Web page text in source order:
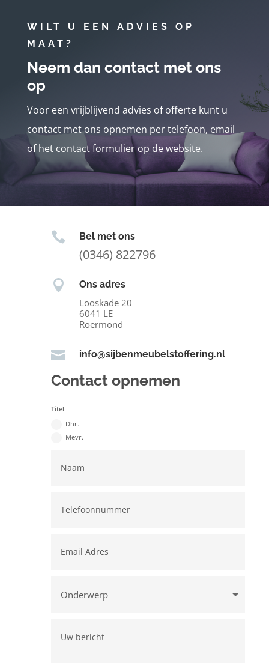
WILT U EEN ADVIES OP
MAAT?
Neem dan contact met ons
op
Voor een vrijblijvend advies of offerte kunt u
contact met ons opnemen per telefoon, email
of het contact formulier op de website.
 Bel met ons
(0346) 822796
 Ons adres
Looskade 20
6041 LE
Roermond
 info@sijbenmeubelstoffering.nl
Contact opnemen
Titel
Dhr.
Mevr.